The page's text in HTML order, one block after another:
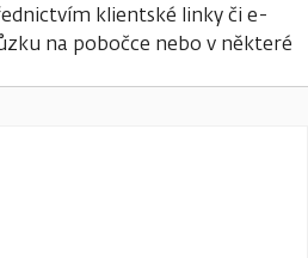
klientské linky či e-
na pobočce nebo v některé